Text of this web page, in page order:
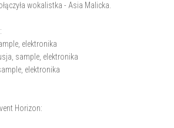
wokalistka - Asia Malicka.
elektronika
sample, elektronika
elektronika
Horizon: